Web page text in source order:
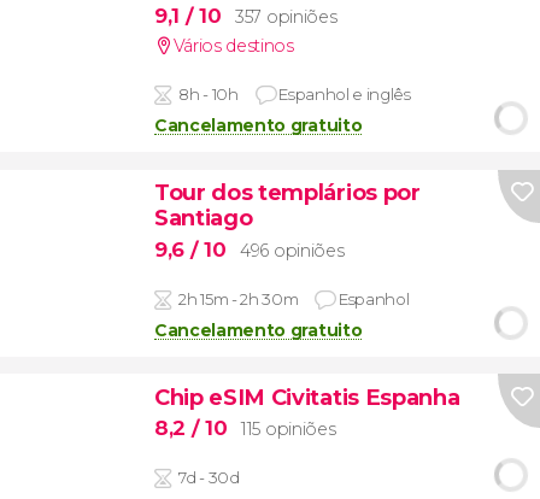
9,1 / 10
357 opiniões
Vários destinos
8h - 10h Espanhol e inglês
Cancelamento gratuito
Tour dos templários por
Santiago
9,6 / 10 496 opiniões
2h 15m - 2h 30m Espanhol
Cancelamento gratuito
Chip eSIM Civitatis Espanha
8,2 / 10 115 opiniões
7d - 30d